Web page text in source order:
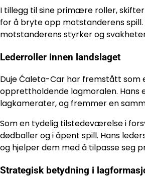
I tillegg til sine primære roller,
for å bryte opp motstanderens
motstanderens styrker og
Lederroller innen landslaget
Duje Ćaleta-Car har fremstått som
opprettholdende lagmoralen. Hans
lagkamerater, og fremmer en
Som en tydelig tilstedeværelse i
dødballer og i åpent spill. Hans
og hjelper dem med å tilpasse seg
Strategisk betydning i